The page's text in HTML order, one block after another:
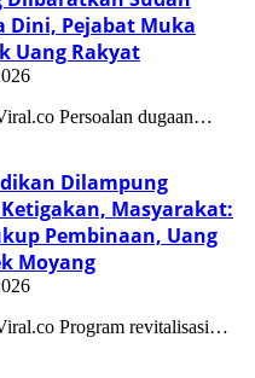
Dini, Pejabat Muka
Uang Rakyat
Persoalan dugaan…
Dilampung
Masyarakat:
Pembinaan, Uang
Moyang
Program revitalisasi…